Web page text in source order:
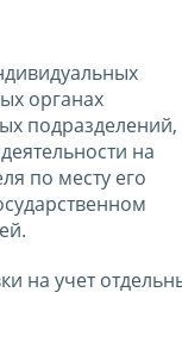
органах
подразделений,
на
по месту его
на учет